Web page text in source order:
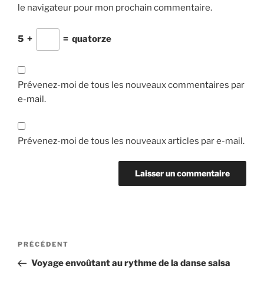
le navigateur pour mon prochain commentaire.
5 + = quatorze
Prévenez-moi de tous les nouveaux commentaires par
e-mail.
Prévenez-moi de tous les nouveaux articles par e-mail.
Navigation
l’article
Article
précédent
PRÉCÉDENT
Voyage envoûtant au rythme de la danse salsa